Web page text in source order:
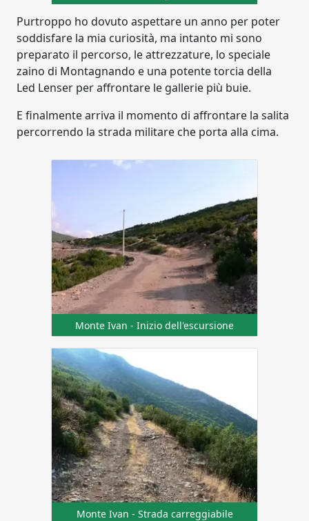
Purtroppo ho dovuto aspettare un anno per poter
soddisfare la mia curiosità, ma intanto mi sono
preparato il percorso, le attrezzature, lo speciale
zaino di Montagnando e una potente torcia della
Led Lenser per affrontare le gallerie più buie.
E finalmente arriva il momento di affrontare la salita
percorrendo la strada militare che porta alla cima.
Monte Ivan - Inizio dell'escursione
Monte Ivan - Strada carreggiabile